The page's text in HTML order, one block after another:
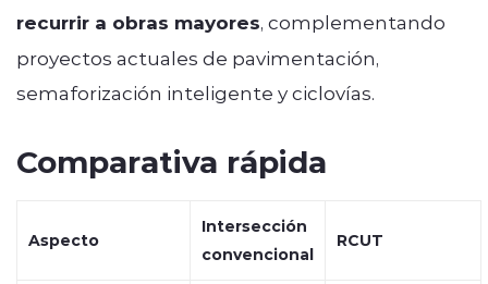
recurrir a obras mayores, complementando
proyectos actuales de pavimentación,
semaforización inteligente y ciclovías.
Comparativa rápida
Aspecto
Intersección
convencional
RCUT